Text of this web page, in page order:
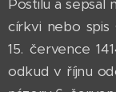
Postilu a sepsal
církvi nebo spis
15. července
odkud v říjnu